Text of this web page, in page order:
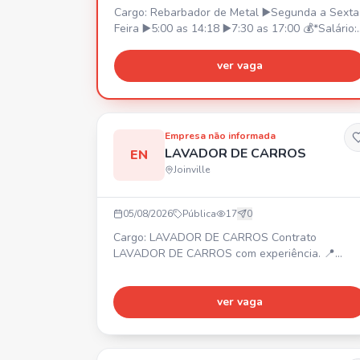
Cargo: Rebarbador de Metal ▶️Segunda a Sexta
Feira ▶️5:00 as 14:18 ▶️7:30 as 17:00 💰*Salário:*
*Prêmio Assiduidade:* •R$ 350,00 *(A partir da
contratação)*. •Podendo chegar a R$500,00 *
*Seguro de Vida:* Pago pela empresa *(Sem
custo para o funcionário)* Interessados enviar o
98489-5302
ver vaga
EN
Empresa não informada
LAVADOR DE CARROS
Joinville
05/08/2026 Pública 17 0
Cargo: LAVADOR DE CARROS Contrato
LAVADOR DE CARROS com experiência. 📍
ver vaga